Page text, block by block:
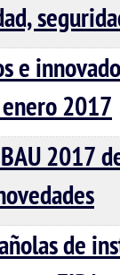
e
2017
2017
de